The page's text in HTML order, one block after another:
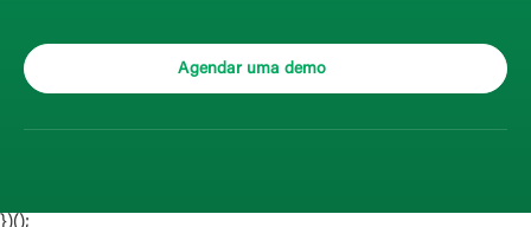
Agendar uma demo
})();